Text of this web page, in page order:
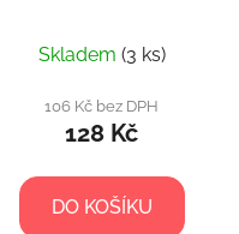
Skladem (3 ks)
106 Kč bez DPH
128 Kč
DO KOŠÍKU